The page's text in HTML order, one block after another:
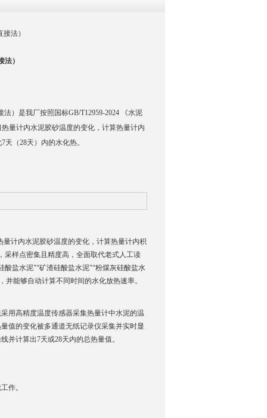
法）
）
）是我厂按照国标GB/T12959-2024 《水泥
量计内水泥胶砂温度的变化，计算热量计内
（28天）内的水化热。
量计内水泥胶砂温度的变化，计算热量计内积
采样点密集且精度高，全面取代老式人工读
酸盐水泥"“矿渣硅酸盐水泥"“粉煤灰硅酸盐水
能够自动计算不同时间的水化放热速率。
用高精度温度传感器采集热量计中水泥的温
值的变化被多通道无纸记录仪采集并实时显
并计算出7天或28天内的总热量值。
作。